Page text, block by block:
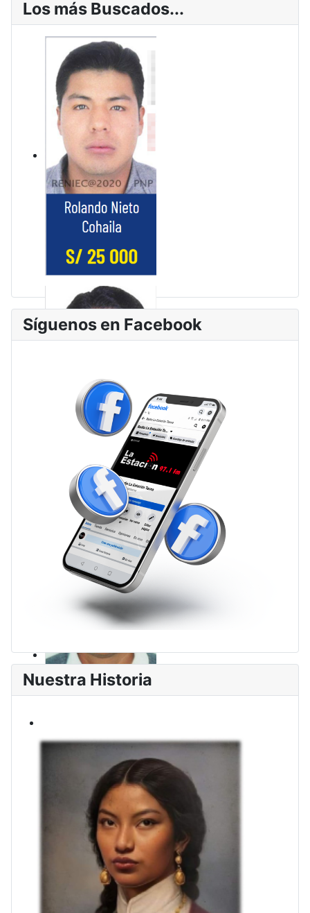
Los más Buscados...
Síguenos en Facebook
Nuestra Historia